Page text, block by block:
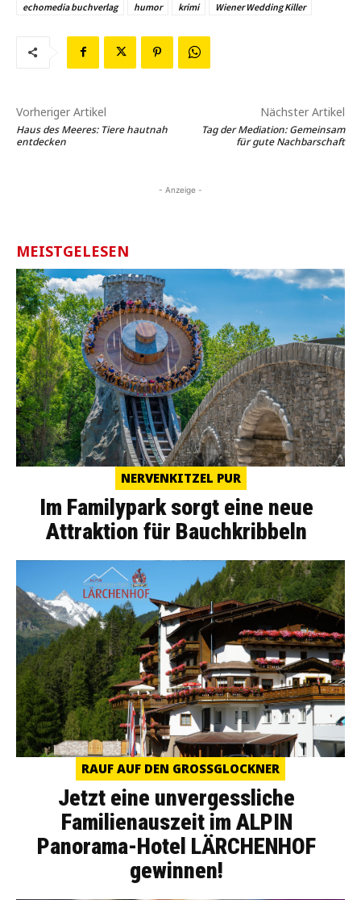
echomedia buchverlag humor krimi Wiener Wedding Killer
Vorheriger Artikel
Haus des Meeres: Tiere hautnah
entdecken
Nächster Artikel
Tag der Mediation: Gemeinsam
für gute Nachbarschaft
- Anzeige -
MEISTGELESEN
NERVENKITZEL PUR
Im Familypark sorgt eine neue
Attraktion für Bauchkribbeln
RAUF AUF DEN GROSSGLOCKNER
Jetzt eine unvergessliche
Familienauszeit im ALPIN
Panorama-Hotel LÄRCHENHOF
gewinnen!